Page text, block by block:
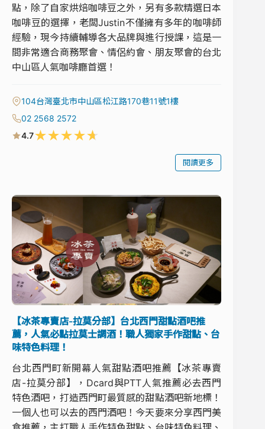
點，除了自家烘焙咖啡豆之外，另有多款精選日本
咖啡豆的選擇，老闆Justin不僅擁有多年的咖啡師
經驗，現今持續輔導各大品牌與進行授課，這是一
間非常適合商務聚會、情侶約會、朋友聚會的台北
中山區人氣咖啡廳首選！
104台灣臺北市中山區松江路170巷11號1樓
02 2568 2572
4.7★★★★★
閱讀更多
【冰茶專賣店-拉莫分部】台北西門甜點酒吧推
薦，人氣必點拉莫士調酒！職人獨家手作甜點、台
味特色料理！
台北西門町新開幕人氣甜點酒吧推薦【冰茶專賣
店-拉莫分部】，Dcard與PTT人氣推薦必去西門
特色酒吧，打造西門町最質感的甜點酒吧新地標！
一個人也可以去的西門酒吧！今天要來分享西門美